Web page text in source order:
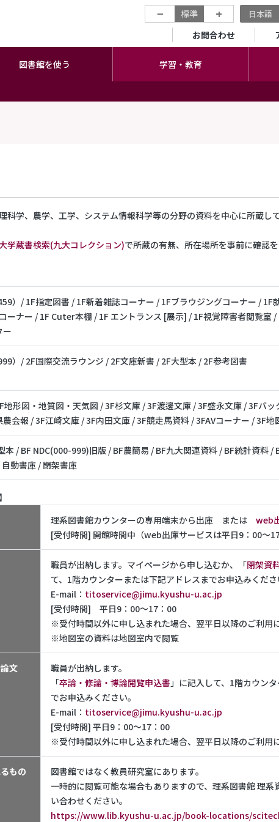
− 標準 + 日本語
セカンダリーメ
お問合わせ
図書館を使う 学習・教育
科学、農学、工学、システム情報科学等の分野の資料を中心に所蔵して
学蔵書検索(九大コレクション)で所蔵の有無、所在場所を事前に確認を
）/ 1F指定図書 / 1F新着雑誌コーナー / 1Fブラウジングコーナー / 1F
ーナー / 1F Cuter本棚 / 1F エントランス [展示] / 1F視覚障害者閲覧室
ー
）/ 2F国際交流ラウンジ / 2F文庫新書 / 2F大型本 / 2F参考図書
地形図・地質図・天気図 / 3F杉文庫 / 3F渡邊文庫 / 3F盛永文庫 / 3Fバ
会報 / 3F江崎文庫 / 3F内田文庫 / 3F競走馬資料 / 3FAVコーナー / 3F地
本 / BF NDC(000-999)旧版 / BF農簡易 / BF九大関連資料 / BF統計資料 /
動書庫 / 閉架書庫
理系図書館カウンターの専用端末から出庫 または web
[受付時間] 開館時間中（web出庫サービスは平日9：00～17
職員が出納します。マイページから申し込むか、「閉架資
て、1階カウンターまたは下記アドレスまでお申込みくださ
E-mail： titoservice@jimu.kyushu-u.ac.jp
[受付時間] 平日9：00～17：00
※受付時間以外に申し込まれた場合、翌平日以降のご利用に
※地図室の資料は地図室内で閲覧
文
職員が出納します。
「卒論・修論・博論閲覧申込書」に記入して、1階カウン
でお申込みください。
E-mail： titoservice@jimu.kyushu-u.ac.jp
[受付時間] 平日9：00～17：00
※受付時間以外に申し込まれた場合、翌平日以降のご利用に
もの
図書館ではなく教員研究室にあります。
一時的に閲覧可能な場合もありますので、理系図書館 理系
い合わせください。
https://www.lib.kyushu-u.ac.jp/book-locations/